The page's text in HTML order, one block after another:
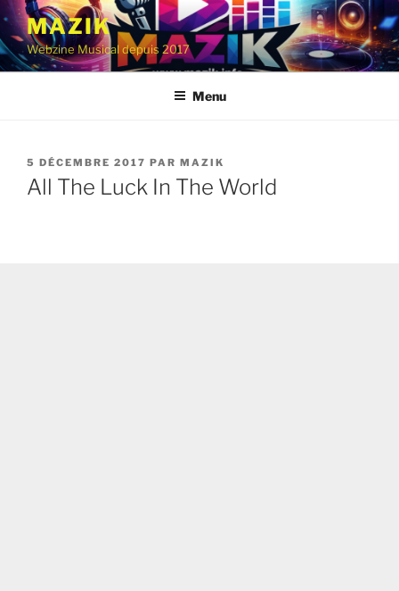
Aller
contenu
principal
MAZIK
Webzine Musical depuis 2017
Menu
PUBLIÉ
LE
5 DÉCEMBRE 2017 PAR MAZIK
All The Luck In The World